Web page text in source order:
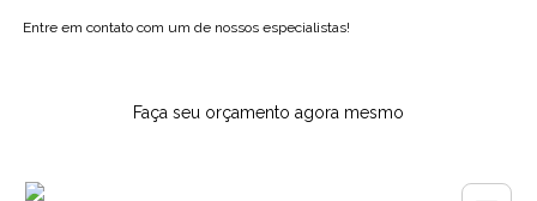
Entre em contato com um de nossos especialistas!
Faça seu orçamento agora mesmo